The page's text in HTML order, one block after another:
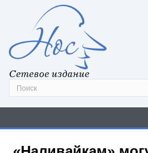
Сетевое издание